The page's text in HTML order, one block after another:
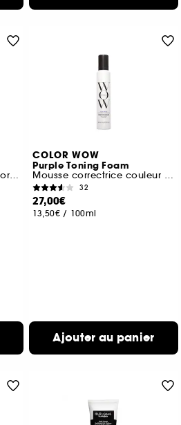
Shampooing cheveux colorés
COLOR WOW
Purple Toning Foam
Mousse correctrice couleur pour Cheveux
32
27,00€
13,50€ / 100ml
Ajouter au panier